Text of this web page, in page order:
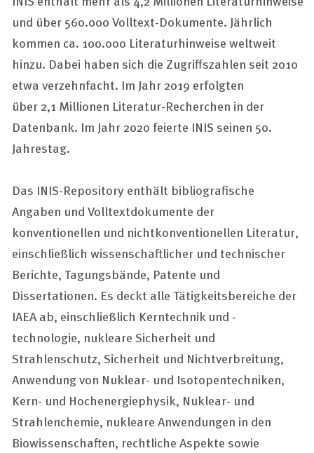
und über 560.000 Volltext-Dokumente. Jährlich
kommen ca. 100.000 Literaturhinweise weltweit
hinzu. Dabei haben sich die Zugriffszahlen seit 2010
etwa verzehnfacht. Im Jahr 2019 erfolgten
über 2,1 Millionen Literatur-Recherchen in der
Datenbank. Im Jahr 2020 feierte INIS seinen 50.
Jahrestag.
Das INIS-Repository enthält bibliografische
Angaben und Volltextdokumente der
konventionellen und nichtkonventionellen Literatur,
einschließlich wissenschaftlicher und technischer
Berichte, Tagungsbände, Patente und
Dissertationen. Es deckt alle Tätigkeitsbereiche der
IAEA ab, einschließlich Kerntechnik und -
technologie, nukleare Sicherheit und
Strahlenschutz, Sicherheit und Nichtverbreitung,
Anwendung von Nuklear- und Isotopentechniken,
Kern- und Hochenergiephysik, Nuklear- und
Strahlenchemie, nukleare Anwendungen in den
Biowissenschaften, rechtliche Aspekte sowie